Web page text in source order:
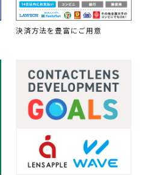
決済方法を豊富にご用意